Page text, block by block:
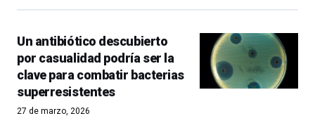
Un antibiótico descubierto
por casualidad podría ser la
clave para combatir bacterias
superresistentes
27 de marzo, 2026